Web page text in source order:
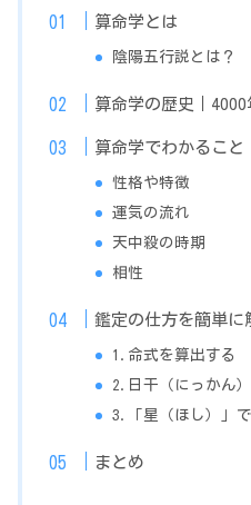
算命学とは
陰陽五行説とは？
算命学の歴史｜4000
算命学でわかること
性格や特徴
運気の流れ
天中殺の時期
相性
鑑定の仕方を簡単に
1.命式を算出する
2.日干（にっかん
3.「星（ほし）」
まとめ